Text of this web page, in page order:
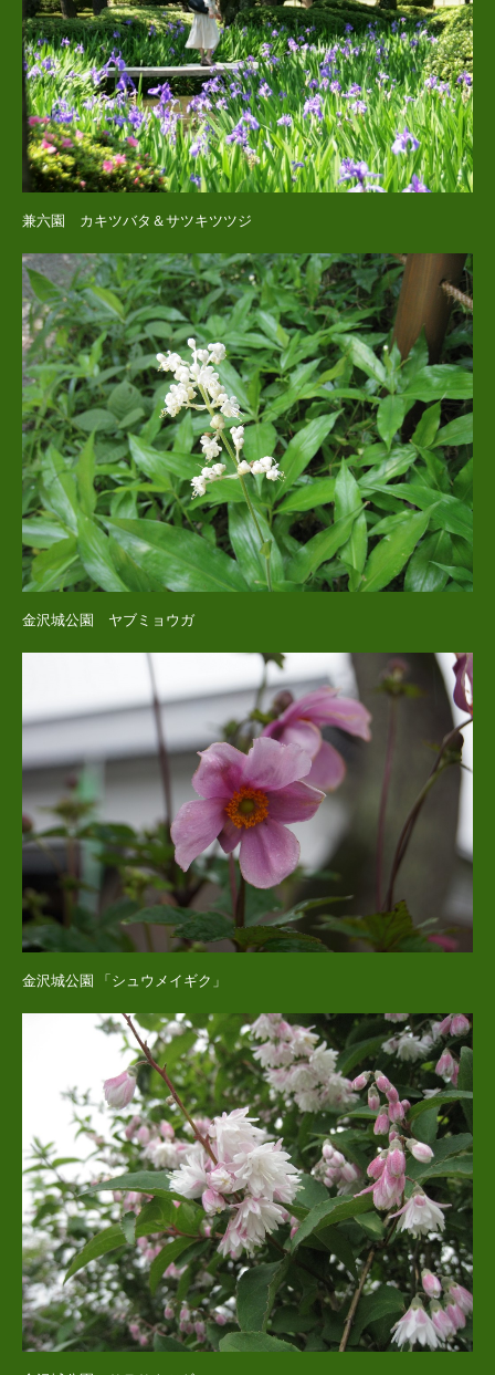
兼六園 カキツバタ＆サツキツツジ
金沢城公園 ヤブミョウガ
金沢城公園 「シュウメイギク」